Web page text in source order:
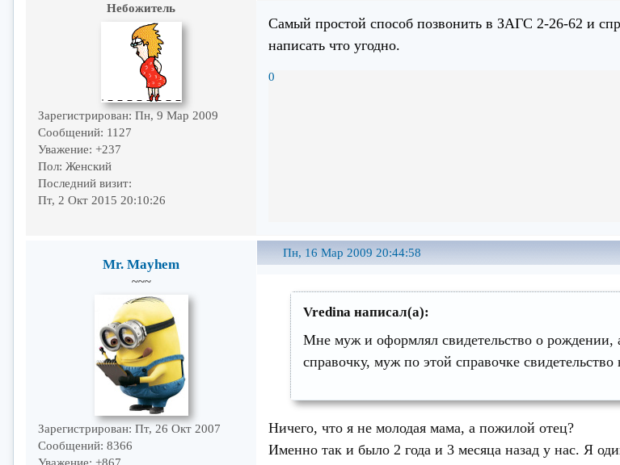
Небожитель
Зарегистрирован: Пн, 9 Мар 2009
Сообщений: 1127
Уважение: +237
Пол: Женский
Последний визит:
Пт, 2 Окт 2015 20:10:26
Самый простой способ позвонить в ЗАГС 2-26-62 и
написать что угодно.
0
Пн, 16 Мар 2009 20:44:58
Mr. Mayhem
~~~
Зарегистрирован: Пт, 26 Окт 2007
Сообщений: 8366
Vredina написал(а):
Мне муж и оформлял свидетельство о рождении,
справочку, муж по этой справочке свидетельство
Ничего, что я не молодая мама, а пожилой отец?
Именно так и было 2 года и 3 месяца назад у нас. Я